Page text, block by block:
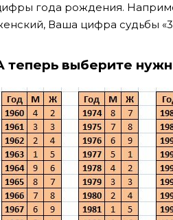
года рождения.
Ваша цифра судьбы
теперь выберите